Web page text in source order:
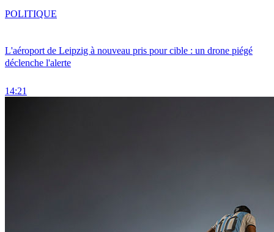
L'aéroport de Leipzig à nouveau pris pour cible : un drone piégé
déclenche l'alerte
14:21
POLITIQUE